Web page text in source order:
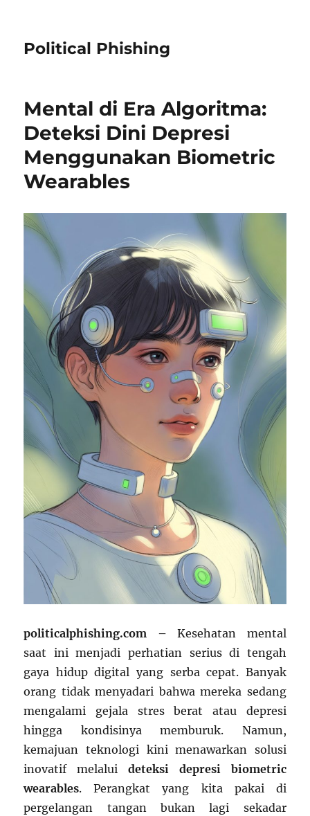
Political Phishing
Mental di Era Algoritma:
Deteksi Dini Depresi
Menggunakan Biometric
Wearables
politicalphishing.com –Kesehatan mental
saat ini menjadi perhatian serius di tengah
gaya hidup digital yang serba cepat. Banyak
orang tidak menyadari bahwa mereka sedang
mengalami gejala stres berat atau depresi
hingga kondisinya memburuk. Namun,
kemajuan teknologi kini menawarkan solusi
inovatif melalui deteksi depresi biometric
wearables. Perangkat yang kita pakai di
pergelangan tangan bukan lagi sekadar